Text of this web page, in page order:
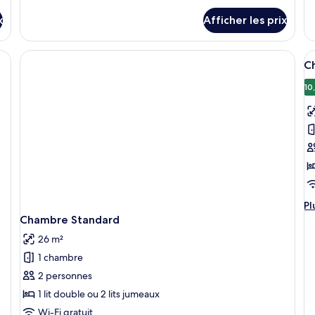
supérieure
Afficher les prix
Chambre Standard
26 m²
1 chambre
2 personnes
1 lit double ou 2 lits jumeaux
Wi-Fi gratuit